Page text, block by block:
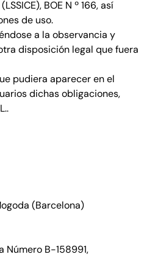
BOE N º 166, así
de uso.
a la observancia y
disposición legal que fuera
pudiera aparecer en el
dichas obligaciones,
(Barcelona)
Número B-158991,